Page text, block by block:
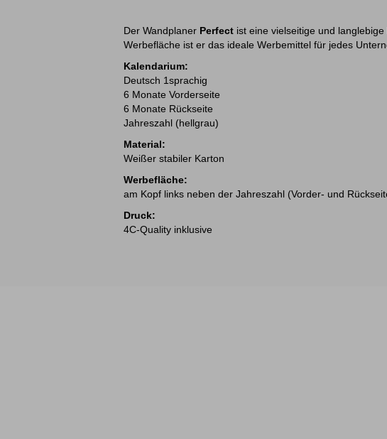
Der Wandplaner Perfect ist eine vielseitige und
Werbefläche ist er das ideale Werbemittel für jedes
Kalendarium:
Deutsch 1sprachig
6 Monate Vorderseite
6 Monate Rückseite
Jahreszahl (hellgrau)
Material:
Weißer stabiler Karton
Werbefläche:
am Kopf links neben der Jahreszahl (Vorder- und
Druck:
4C-Quality inklusive